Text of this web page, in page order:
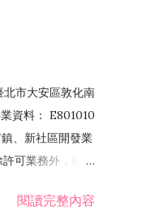
市大安區敦化南
資料： E801010
、新社區開發業
可業務外，得經
閱讀完整內容